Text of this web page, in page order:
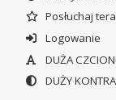
Posłuchaj
Logowanie
DUŻA
DUŻY